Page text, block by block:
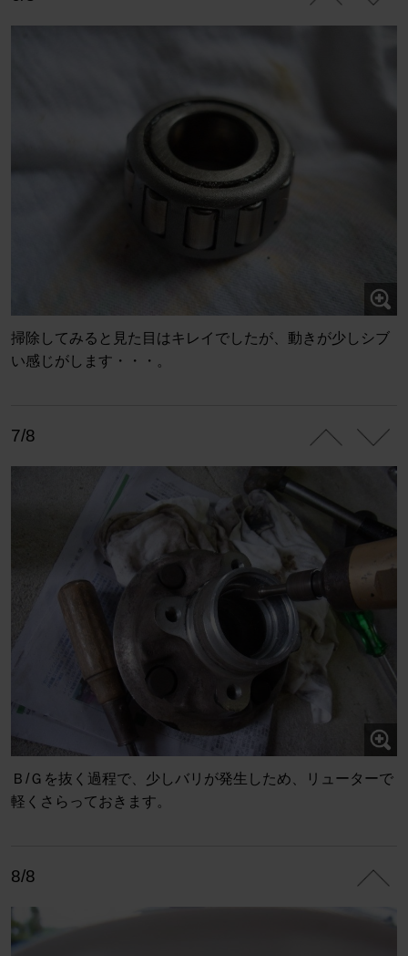
掃除してみると見た目はキレイでしたが、動きが少しシブ
い感じがします・・・。
7/8
Ｂ/Ｇを抜く過程で、少しバリが発生しため、リューターで
軽くさらっておきます。
8/8